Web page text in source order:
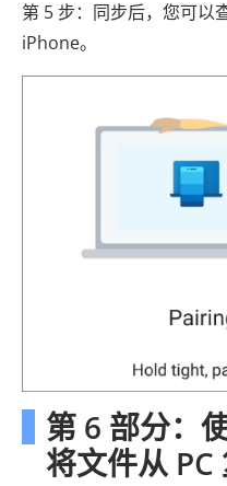
第 5 步：同步后，您可以
iPhone。
第 6 部分：
将文件从